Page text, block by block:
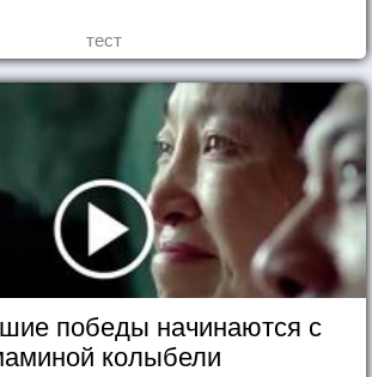
тест
победы начинаются с
колыбели